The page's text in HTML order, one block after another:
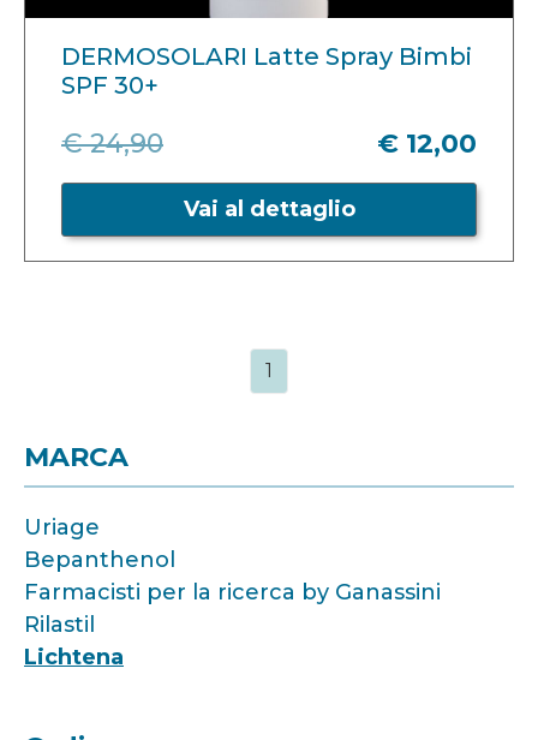
MARCA
Uriage
Bepanthenol
Farmacisti per la ricerca by Ganassini
Rilastil
Lichtena
DERMOSOLARI Latte Spray Bimbi
SPF 30+
€ 24,90 € 12,00
Vai al dettaglio
1